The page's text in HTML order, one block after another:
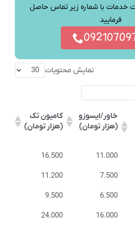
خدمات با شماره زیر تماس حاصل
فرمایید
نمایش محتویات
خاور/ایسوزو
(هزار تومان)
کامیون تک
(هزار تومان)
11.000
16.500
7.500
11.200
6.500
9.500
16.000
24.000